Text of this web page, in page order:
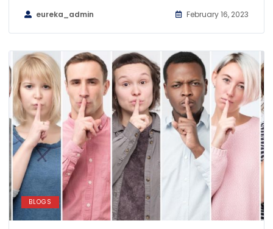
eureka_admin February 16, 2023
BLOGS